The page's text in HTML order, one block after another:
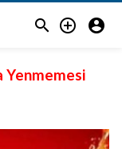
  
Yenmemesi